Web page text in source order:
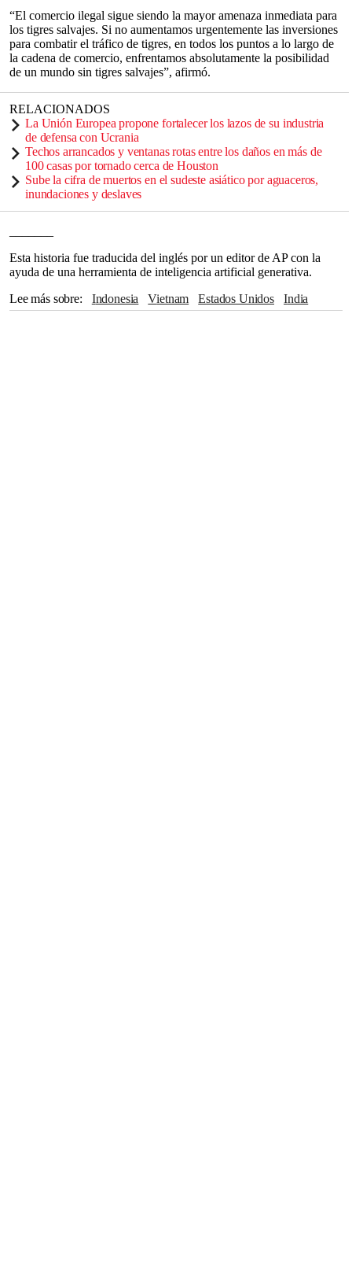
“El comercio ilegal sigue siendo la mayor amenaza inmediata para
los tigres salvajes. Si no aumentamos urgentemente las inversiones
para combatir el tráfico de tigres, en todos los puntos a lo largo de
la cadena de comercio, enfrentamos absolutamente la posibilidad
de un mundo sin tigres salvajes”, afirmó.
RELACIONADOS
La Unión Europea propone fortalecer los lazos de su industria
de defensa con Ucrania
Techos arrancados y ventanas rotas entre los daños en más de
100 casas por tornado cerca de Houston
Sube la cifra de muertos en el sudeste asiático por aguaceros,
inundaciones y deslaves
Esta historia fue traducida del inglés por un editor de AP con la
ayuda de una herramienta de inteligencia artificial generativa.
Lee más sobre
Indonesia Vietnam Estados Unidos
India